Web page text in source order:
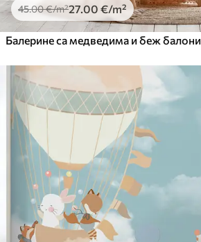
45.00€/m²27.00 €/m²
Балерине са медведима и беж балони